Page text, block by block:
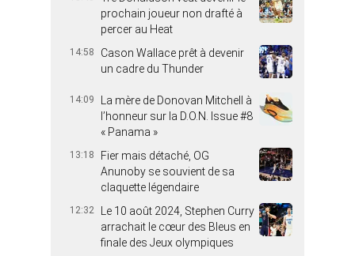
prochain joueur non drafté à
percer au Heat
14:58
Cason Wallace prêt à devenir
un cadre du Thunder
14:09
La mère de Donovan Mitchell à
l’honneur sur la D.O.N. Issue #8
« Panama »
13:18
Fier mais détaché, OG
Anunoby se souvient de sa
claquette légendaire
12:32
Le 10 août 2024, Stephen Curry
arrachait le cœur des Bleus en
finale des Jeux olympiques